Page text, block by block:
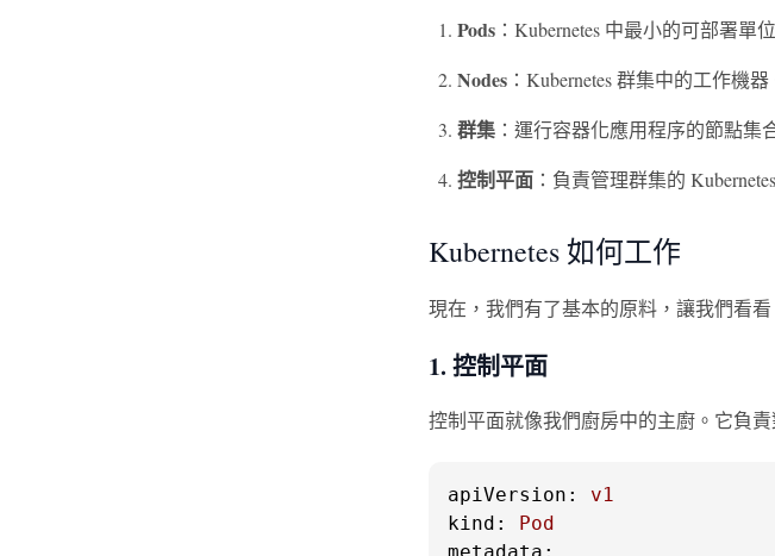
Pods ：Kubernetes 中最小的可部署單
Nodes ：Kubernetes 群集中的工作機器
群集 ：運行容器化應用程序的節點集
控制平面 ：負責管理群集的
Kubernetes 如何工作
現在，我們有了基本的原料，讓我們看看
1. 控制平面
控制平面就像我們廚房中的主廚。它負
apiVersion:
v1
kind:
Pod